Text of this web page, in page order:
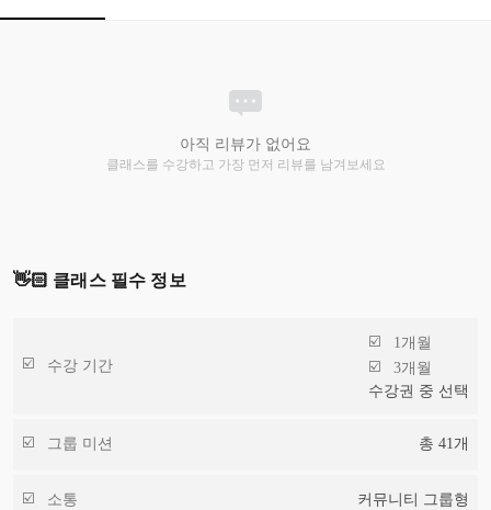
아직 리뷰가 없어요
클래스를 수강하고 가장 먼저 리뷰를 남겨보세요
👋🏻 클래스 필수 정보
수강 기간
1개월
3개월
수강권 중 선택
그룹 미션 총 41개
소통 커뮤니티 그룹형